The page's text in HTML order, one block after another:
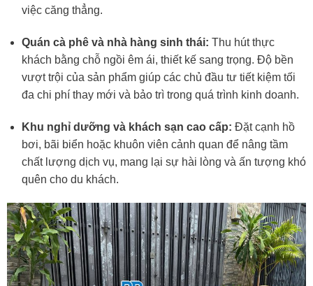
việc căng thẳng.
Quán cà phê và nhà hàng sinh thái: Thu hút thực
khách bằng chỗ ngồi êm ái, thiết kế sang trọng. Độ bền
vượt trội của sản phẩm giúp các chủ đầu tư tiết kiệm tối
đa chi phí thay mới và bảo trì trong quá trình kinh doanh.
Khu nghỉ dưỡng và khách sạn cao cấp: Đặt cạnh hồ
bơi, bãi biển hoặc khuôn viên cảnh quan để nâng tầm
chất lượng dịch vụ, mang lại sự hài lòng và ấn tượng khó
quên cho du khách.